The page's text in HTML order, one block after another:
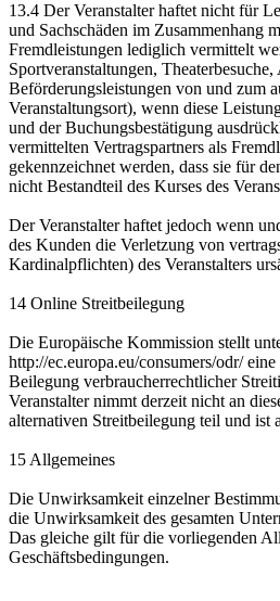
13.4 Der Veranstalter haftet nicht für
und Sachschäden im Zusammenhang
Fremdleistungen lediglich vermittelt
Sportveranstaltungen, Theaterbesuche,
Beförderungsleistungen von und zum
Veranstaltungsort), wenn diese
und der Buchungsbestätigung
vermittelten Vertragspartners als
gekennzeichnet werden, dass sie für
nicht Bestandteil des Kurses des
Der Veranstalter haftet jedoch wenn
des Kunden die Verletzung von
Kardinalpflichten) des Veranstalters
14 Online Streitbeilegung
Die Europäische Kommission stellt
http://ec.europa.eu/consumers/odr/
Beilegung verbraucherrechtlicher
Veranstalter nimmt derzeit nicht an
alternativen Streitbeilegung teil und ist
15 Allgemeines
Die Unwirksamkeit einzelner
die Unwirksamkeit des gesamten
Das gleiche gilt für die vorliegenden
Geschäftsbedingungen.